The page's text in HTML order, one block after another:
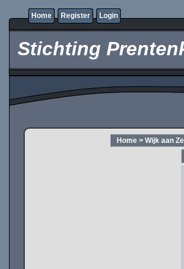
Home Register Login
Stichting
Home > Wijk aan